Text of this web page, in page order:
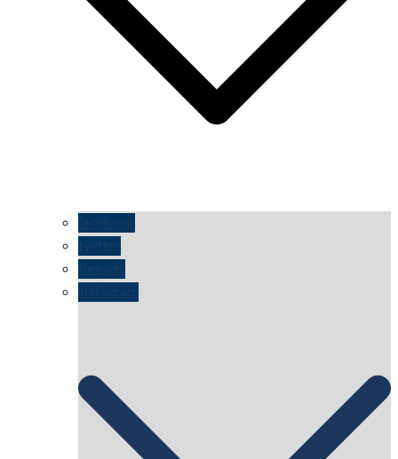
facebook
twitter
threads
instagram